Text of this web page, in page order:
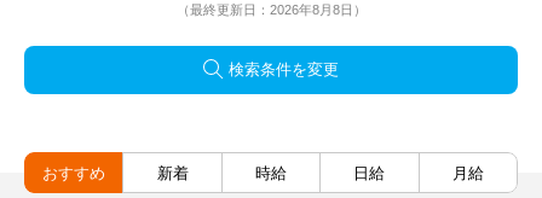
（最終更新日：2026年8月8日）
検索条件を変更
おすすめ 新着 時給 日給 月給